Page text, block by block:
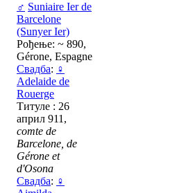
♂ Suniaire Ier de
Barcelone
(Sunyer Ier)
Рођење: ~ 890,
Gérone, Espagne
Свадба: ♀
Adelaide de
Rouerge
Титуле : 26
април 911,
comte de
Barcelone, de
Gérone et
d'Osona
Свадба: ♀